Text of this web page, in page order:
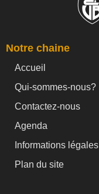
Notre chaine
Accueil
Qui-sommes-nous?
Contactez-nous
Agenda
Informations légales
Plan du site